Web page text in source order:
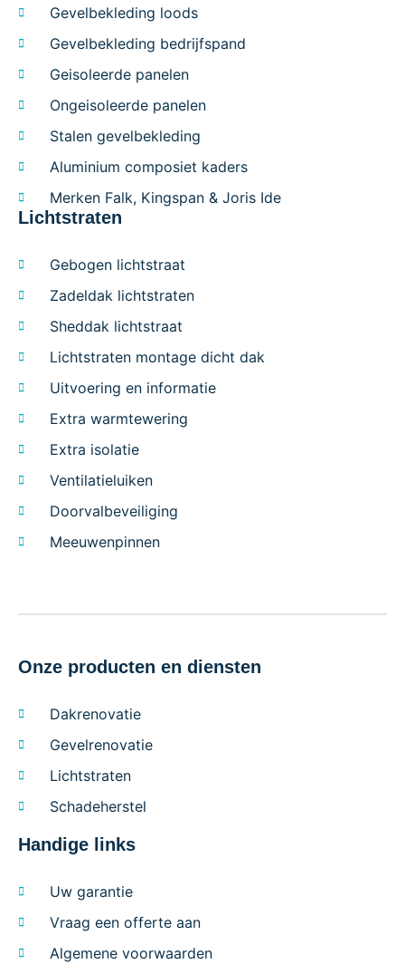
Gevelbekleding loods
Gevelbekleding bedrijfspand
Geisoleerde panelen
Ongeisoleerde panelen
Stalen gevelbekleding
Aluminium composiet kaders
Merken Falk, Kingspan & Joris Ide
Lichtstraten
Gebogen lichtstraat
Zadeldak lichtstraten
Sheddak lichtstraat
Lichtstraten montage dicht dak
Uitvoering en informatie
Extra warmtewering
Extra isolatie
Ventilatieluiken
Doorvalbeveiliging
Meeuwenpinnen
Onze producten en diensten
Dakrenovatie
Gevelrenovatie
Lichtstraten
Schadeherstel
Handige links
Uw garantie
Vraag een offerte aan
Algemene voorwaarden